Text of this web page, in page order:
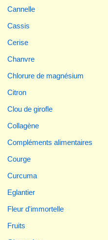
Cannelle
Cassis
Cerise
Chanvre
Chlorure de magnésium
Citron
Clou de girofle
Collagène
Compléments alimentaires
Courge
Curcuma
Eglantier
Fleur d'immortelle
Fruits